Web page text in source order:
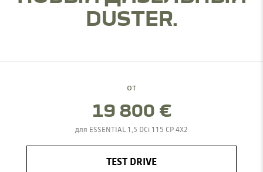
DUSTER.
от
19 800 €
для ESSENTIAL 1,5 DCi 115 CP 4X2
TEST DRIVE